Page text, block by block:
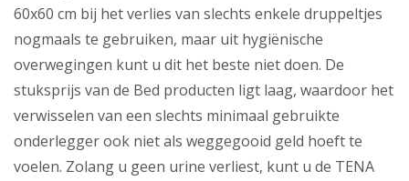
60x60 cm bij het verlies van slechts enkele druppeltjes
nogmaals te gebruiken, maar uit hygiënische
overwegingen kunt u dit het beste niet doen. De
stuksprijs van de Bed producten ligt laag, waardoor het
verwisselen van een slechts minimaal gebruikte
onderlegger ook niet als weggegooid geld hoeft te
voelen. Zolang u geen urine verliest, kunt u de TENA